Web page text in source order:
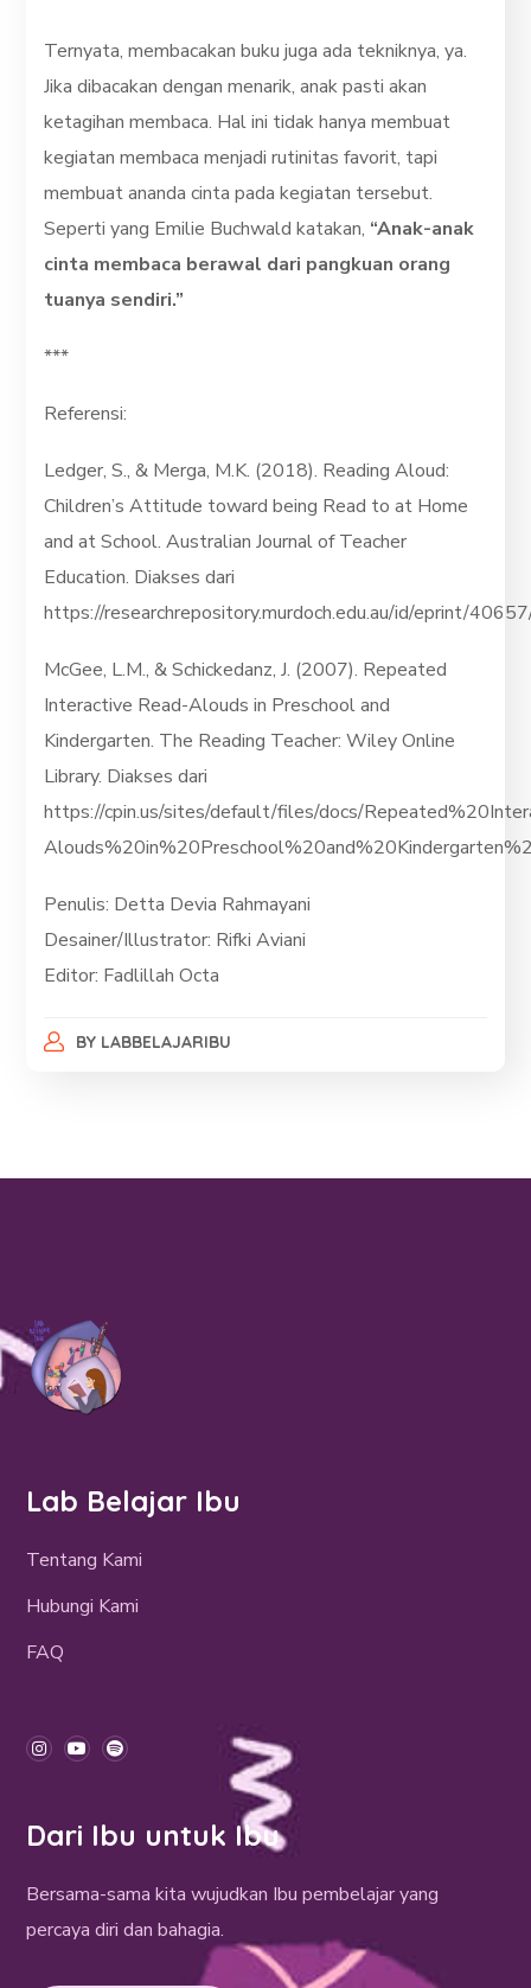
Ternyata, membacakan buku juga ada tekniknya, ya.
Jika dibacakan dengan menarik, anak pasti akan
ketagihan membaca. Hal ini tidak hanya membuat
kegiatan membaca menjadi rutinitas favorit, tapi
membuat ananda cinta pada kegiatan tersebut.
Seperti yang Emilie Buchwald katakan, “Anak-anak
cinta membaca berawal dari pangkuan orang
tuanya sendiri.”
***
Referensi:
Ledger, S., & Merga, M.K. (2018). Reading Aloud:
Children’s Attitude toward being Read to at Home
and at School. Australian Journal of Teacher
Education. Diakses dari
https://researchrepository.murdoch.edu.au/id/eprint/
McGee, L.M., & Schickedanz, J. (2007). Repeated
Interactive Read-Alouds in Preschool and
Kindergarten. The Reading Teacher: Wiley Online
Library. Diakses dari
https://cpin.us/sites/default/files/docs/
Penulis: Detta Devia Rahmayani
Desainer/Illustrator: Rifki Aviani
Editor: Fadlillah Octa
BY LABBELAJARIBU
Lab Belajar Ibu
Tentang Kami
Hubungi Kami
FAQ
Dari Ibu untuk Ibu
Bersama-sama kita wujudkan Ibu pembelajar yang
percaya diri dan bahagia.